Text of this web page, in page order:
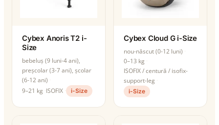
Cybex Anoris T2 i-
Size
bebeluș (9 luni-4 ani),
preșcolar (3-7 ani), școlar
(6-12 ani)
9–21 kg ISOFIX i-Size
Cybex Cloud G i-Size
nou-născut (0-12 luni)
0–13 kg
ISOFIX / centură / isofix-
support-leg
i-Size